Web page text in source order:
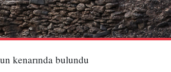
kenarında bulundu